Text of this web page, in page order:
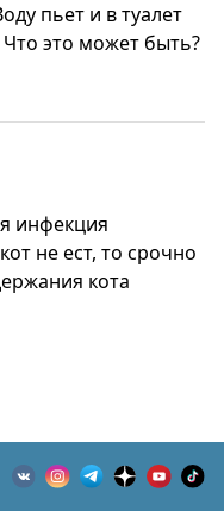
пьет и в туалет
Что это может быть?
инфекция
не ест, то срочно
кота